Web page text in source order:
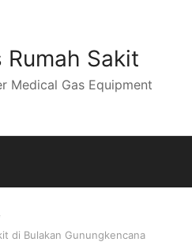
Rumah Sakit
Medical Gas Equipment
di Bulakan Gunungkencana